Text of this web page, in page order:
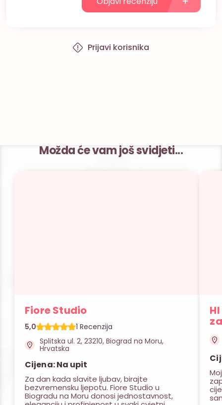
Prijavi korisnika
Možda će vam još svidjeti...
Fiore Studio
5,0
1 Recenzija
Splitska ul. 2, 23210, Biograd na Moru,
Hrvatska
Cijena: Na upit
Za dan kada slavite ljubav, birajte
bezvremensku ljepotu. Fiore Studio u
Biogradu na Moru donosi jednostavnost,